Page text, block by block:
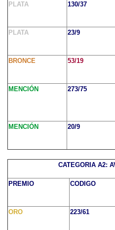
PLATA 130/37
PLATA 23/9
BRONCE 53/19
MENCIÓN 273/75
MENCIÓN 20/9
CATEGORIA A2:
PREMIO CODIGO
ORO 223/61